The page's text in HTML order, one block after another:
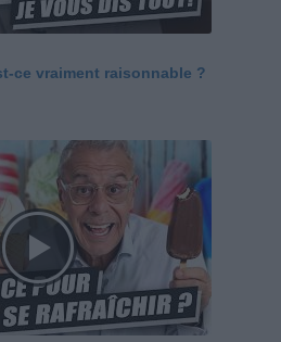
ce vraiment raisonnable ?